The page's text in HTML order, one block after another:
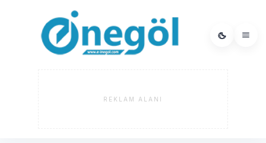
REKLAM ALANI